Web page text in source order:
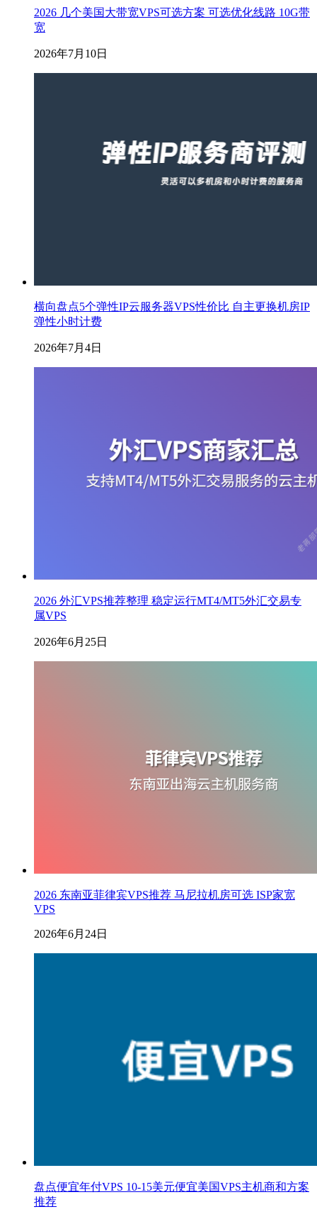
2026 几个美国大带宽VPS可选方案 可选优化线路 10G带
宽
2026年7月10日
横向盘点5个弹性IP云服务器VPS性价比 自主更换机房IP
弹性小时计费
2026年7月4日
2026 外汇VPS推荐整理 稳定运行MT4/MT5外汇交易专
属VPS
2026年6月25日
2026 东南亚菲律宾VPS推荐 马尼拉机房可选 ISP家宽
VPS
2026年6月24日
盘点便宜年付VPS 10-15美元便宜美国VPS主机商和方案
推荐